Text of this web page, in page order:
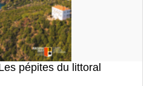
pépites du littoral